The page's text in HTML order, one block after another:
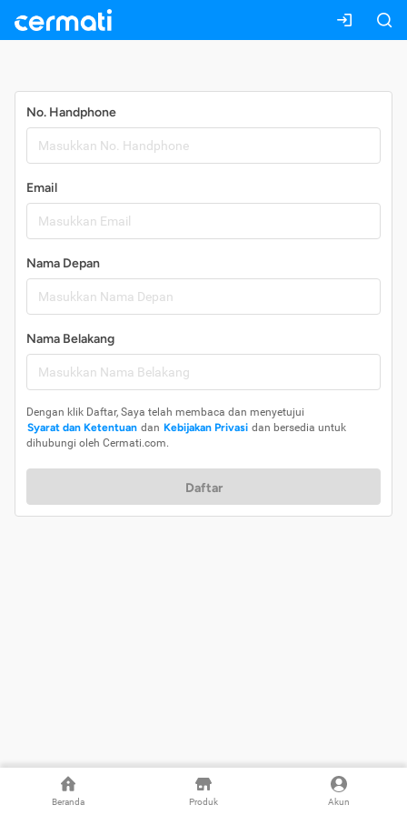
Beranda Produk Akun
No. Handphone
Email
Nama Depan
Nama Belakang
Dengan klik Daftar, Saya telah membaca dan menyetujui
Syarat dan Ketentuan dan Kebijakan Privasi dan bersedia untuk
dihubungi oleh Cermati.com.
Daftar